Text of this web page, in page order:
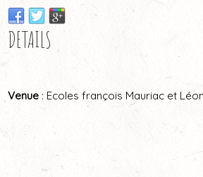
DETAILS
Venue : Ecoles françois Mauriac et